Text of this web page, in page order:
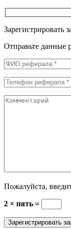
Зарегистрировать
Отправьте данные
Пожалуйста,
2 × пять =